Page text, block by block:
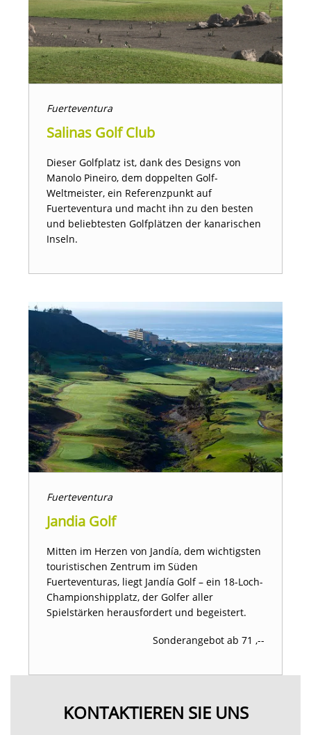
Fuerteventura
Salinas Golf Club
Dieser Golfplatz ist, dank des Designs von
Manolo Pineiro, dem doppelten Golf-
Weltmeister, ein Referenzpunkt auf
Fuerteventura und macht ihn zu den besten
und beliebtesten Golfplätzen der kanarischen
Inseln.
Fuerteventura
Jandia Golf
Mitten im Herzen von Jandía, dem wichtigsten
touristischen Zentrum im Süden
Fuerteventuras, liegt Jandía Golf – ein 18-Loch-
Championshipplatz, der Golfer aller
Spielstärken herausfordert und begeistert.
Sonderangebot ab 71 ,--
KONTAKTIEREN SIE UNS